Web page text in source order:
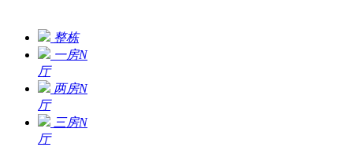
整栋
一房N
厅
两房N
厅
三房N
厅